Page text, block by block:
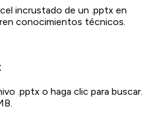
incrustado de un .pptx en
conocimientos técnicos.
.pptx o haga clic para buscar.